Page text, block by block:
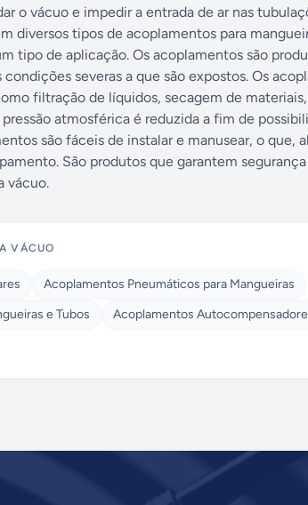
o vácuo e impedir a entrada de ar nas
diversos tipos de acoplamentos para
tipo de aplicação. Os acoplamentos são
severas a que são expostos. Os
filtração de líquidos, secagem de
atmosférica é reduzida a fim de
são fáceis de instalar e manusear, o que,
São produtos que garantem
vácuo.
VÁCUO
Acoplamentos Pneumáticos para Mangueiras
e Tubos
Acoplamentos